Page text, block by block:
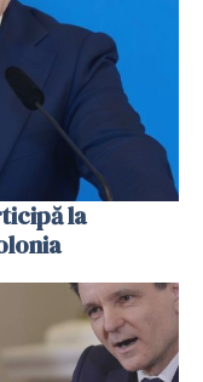
la